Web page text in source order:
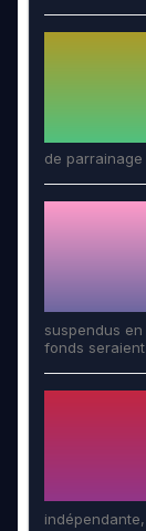
de parrainage
suspendus
fonds seraient
indépendante,